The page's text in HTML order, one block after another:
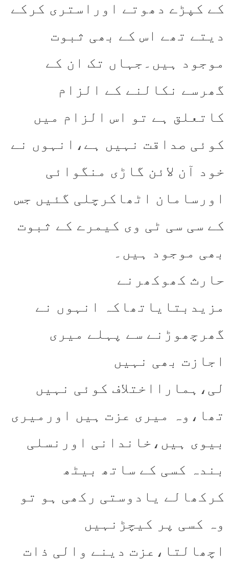
کے کپڑے دھوتے اوراستری کرکے
دیتے تھے اس کے بھی ثبوت
موجود ہیں۔جہاں تک ان کے
گھرسے نکالنے کے الزام
کاتعلق ہے تو اس الزام میں
کوئی صداقت نہیں ہے،انہوں نے
خود آن لائن گاڑی منگوائی
اورسامان اٹھاکرچلی گئیں جس
کے سی سی ٹی وی کیمرے کے ثبوت
بھی موجود ہیں۔
حارث کھوکھرنے
مزیدبتایاتھاکہ انہوں نے
گھرچھوڑنے سے پہلے میری
اجازت بھی نہیں
لی،ہمارااختلاف کوئی نہیں
تھا،وہ میری عزت ہیں اورمیری
بیوی ہیں،خاندانی اورنسلی
بندہ کسی کے ساتھ بیٹھ
کرکھالے یادوستی رکھی ہو تو
وہ کسی پر کیچڑنہیں
اچھالتا،عزت دینے والی ذات